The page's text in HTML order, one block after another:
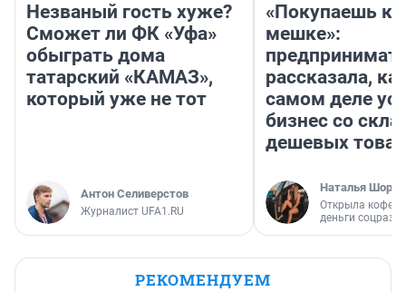
Незваный гость хуже?
Сможет ли ФК «Уфа»
обыграть дома
татарский «КАМАЗ»,
который уже не тот
Антон Селиверстов
Журналист UFA1.RU
«Покупаешь
мешке»:
рассказала,
самом деле
бизнес со
дешевых
Наталья
Открыла
деньги
РЕКОМЕНДУЕМ